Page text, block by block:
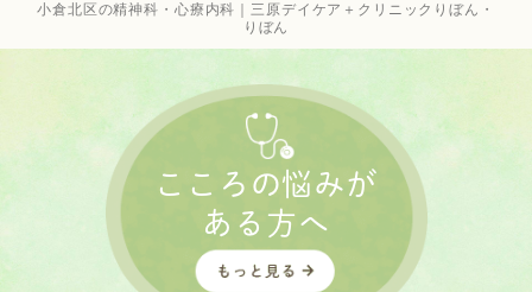
小倉北区の精神科・心療内科｜三原デイケア＋クリニックりぼん・
りぼん
こころの悩みが
ある方へ